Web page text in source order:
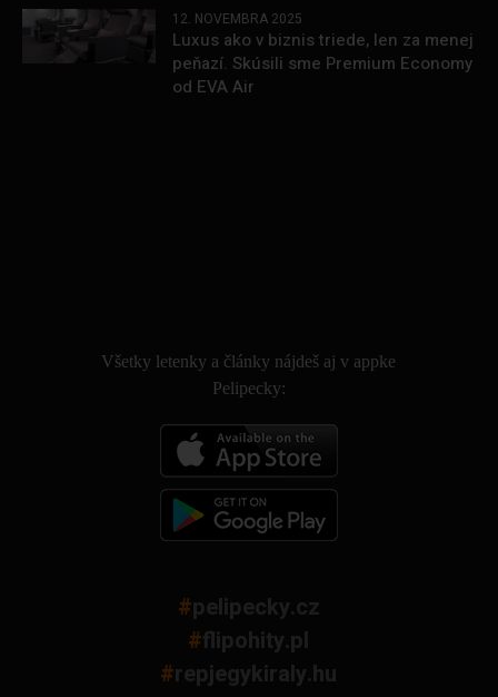
12. NOVEMBRA 2025
Luxus ako v biznis triede, len za menej
peňazí. Skúsili sme Premium Economy
od EVA Air
Všetky letenky a články nájdeš aj v appke
Pelipecky:
#pelipecky.cz
#flipohity.pl
#repjegykiraly.hu